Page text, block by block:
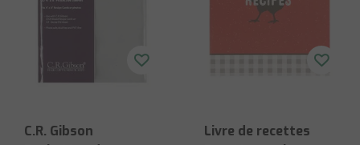
C.R. Gibson
Livre de recettes